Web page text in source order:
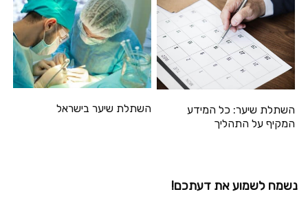
השתלת שיער: כל המידע
המקיף על התהליך
השתלת שיער בישראל
נשמח לשמוע את דעתכם!